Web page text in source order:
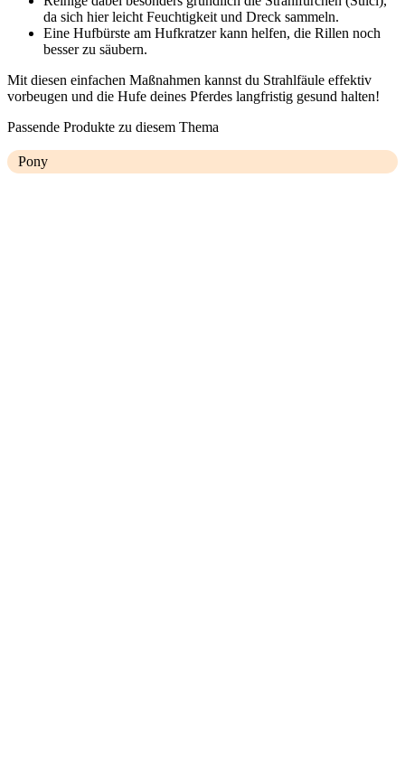
da sich hier leicht Feuchtigkeit und Dreck sammeln.
Eine Hufbürste am Hufkratzer kann helfen, die Rillen noch
besser zu säubern.
Mit diesen einfachen Maßnahmen kannst du Strahlfäule effektiv
vorbeugen und die Hufe deines Pferdes langfristig gesund halten!
Passende Produkte zu diesem Thema
Pony